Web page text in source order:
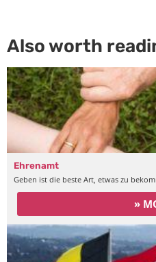
Also worth
Ehrenamt
Geben ist die beste Art, etwas zu
»